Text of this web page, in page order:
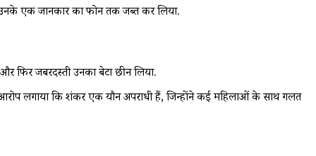
उनके एक जानकार का फोन तक जब्त कर लिया.
फिर जबरदस्ती उनका बेटा छीन लिया.
लगाया कि शंकर एक यौन अपराधी हैं, जिन्होंने कई महिलाओं के साथ गलत